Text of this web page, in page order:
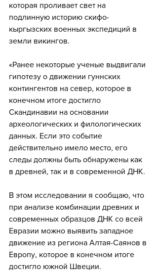
которая проливает свет на
подлинную историю скифо-
кыргызских военных экспедиций в
земли викингов.
«Ранее некоторые ученые выдвигали
гипотезу о движении гуннских
контингентов на север, которое в
конечном итоге достигло
Скандинавии на основании
археологических и филологических
данных. Если это событие
действительно имело место, его
следы должны быть обнаружены как
в древней, так и в современной ДНК.
В этом исследовании я сообщаю, что
при анализе комбинации древних и
современных образцов ДНК со всей
Евразии можно выявить западное
движение из региона Алтая-Саянов в
Европу, которое в конечном итоге
достигло южной Швеции.